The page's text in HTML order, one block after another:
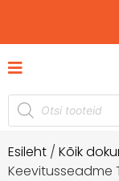
Esileht / Kõik
Keevitusseadme